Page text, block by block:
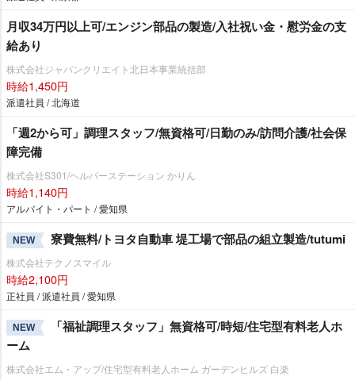
月収34万円以上可/エンジン部品の製造/入社祝い金・慰労金の支
給あり
株式会社ジャパンクリエイト北日本事業統括部
時給1,450円
派遣社員 / 北海道
「週2から可」調理スタッフ/無資格可/日勤のみ/訪問介護/社会保
障完備
株式会社S301/ヘルパーステーション かりん
時給1,140円
アルバイト・パート / 愛知県
NEW 寮費無料/トヨタ自動車 堤工場で部品の組立製造/tutumi
株式会社テクノスマイル
時給2,100円
正社員 / 派遣社員 / 愛知県
NEW
「福祉調理スタッフ」無資格可/時短/住宅型有料老人ホ
ーム
株式会社エム・アップ/住宅型有料老人ホーム ガーデンヒルズ 白楽